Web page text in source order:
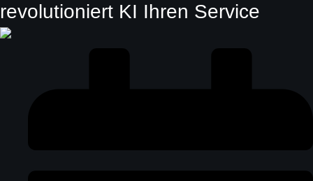
revolutioniert KI Ihren Service